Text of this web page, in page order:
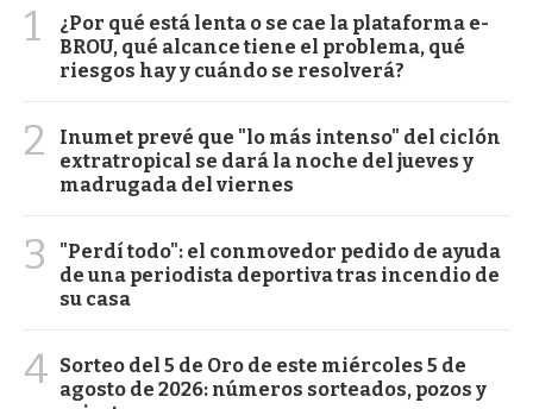
1
¿Por qué está lenta o se cae la plataforma e-
BROU, qué alcance tiene el problema, qué
riesgos hay y cuándo se resolverá?
2
Inumet prevé que "lo más intenso" del ciclón
extratropical se dará la noche del jueves y
madrugada del viernes
3
"Perdí todo": el conmovedor pedido de ayuda
de una periodista deportiva tras incendio de
su casa
4 Sorteo del 5 de Oro de este miércoles 5 de
agosto de 2026: números sorteados, pozos y